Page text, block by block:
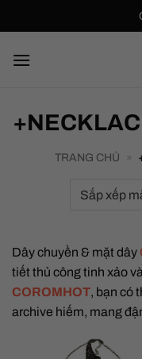
qua
dung
TRANG CHỦ »
Dây chuyền & mặt dây
tiết thủ công tinh xảo
COROMHOT, bạn có
archive hiếm, mang